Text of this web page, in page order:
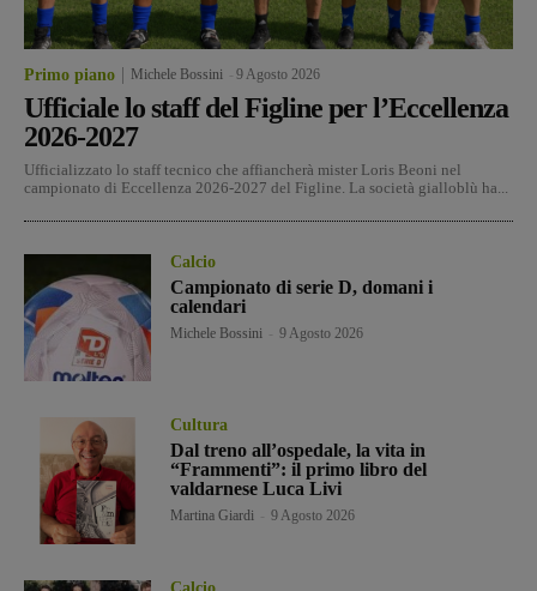
Primo piano Michele Bossini 9 Agosto 2026
Ufficiale lo staff del Figline per l’Eccellenza
2026-2027
Ufficializzato lo staff tecnico che affiancherà mister Loris Beoni nel
campionato di Eccellenza 2026-2027 del Figline. La società gialloblù ha...
Calcio
Campionato di serie D, domani i
calendari
Michele Bossini 9 Agosto 2026
Cultura
Dal treno all’ospedale, la vita in
“Frammenti”: il primo libro del
valdarnese Luca Livi
Martina Giardi 9 Agosto 2026